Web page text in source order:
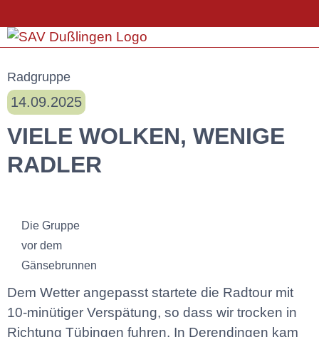
Radgruppe
14.09.2025
VIELE WOLKEN, WENIGE
RADLER
Die Gruppe
vor dem
Gänsebrunnen
Dem Wetter angepasst startete die Radtour mit
10-minütiger Verspätung, so dass wir trocken in
Richtung Tübingen fuhren. In Derendingen kam